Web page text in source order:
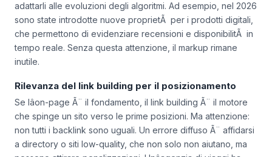
adattarli alle evoluzioni degli algoritmi. Ad esempio, nel 2026
sono state introdotte nuove proprietÃ per i prodotti digitali,
che permettono di evidenziare recensioni e disponibilitÃ in
tempo reale. Senza questa attenzione, il markup rimane
inutile.
Rilevanza del link building per il posizionamento
Se lâon-page Ã¨ il fondamento, il link building Ã¨ il motore
che spinge un sito verso le prime posizioni. Ma attenzione:
non tutti i backlink sono uguali. Un errore diffuso Ã¨ affidarsi
a directory o siti low-quality, che non solo non aiutano, ma